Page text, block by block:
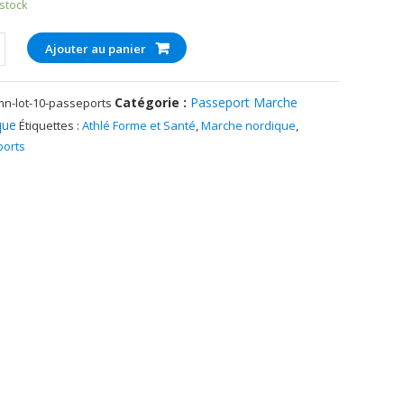
Ajouter au panier
lot-10-passeports Catégorie : Passeport Marche
Étiquettes :Athlé Forme et Santé,Marche nordique,